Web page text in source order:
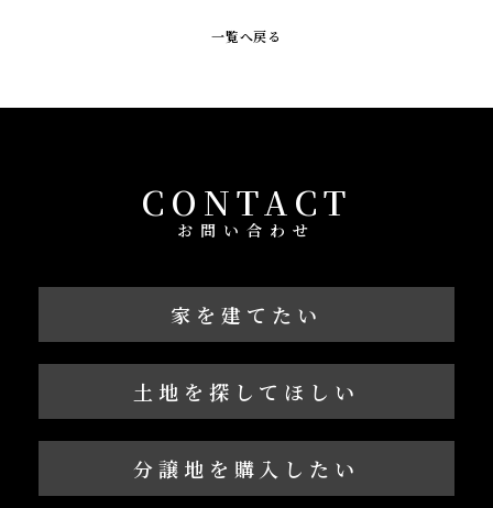
一覧へ戻る
CONTACT
お問い合わせ
家を建てたい
土地を探してほしい
分譲地を購入したい